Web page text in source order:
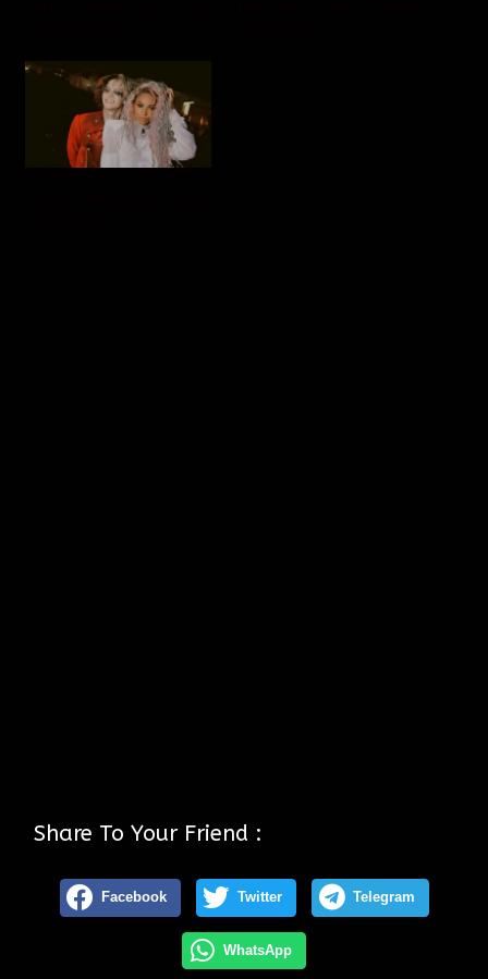
Share To Your Friend :
Facebook Twitter Telegram
WhatsApp